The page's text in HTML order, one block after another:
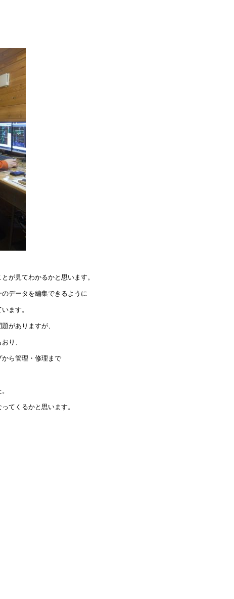
が見てわかるかと思います。
データを編集できるように
ます。
がありますが、
り、
ら管理・修理まで
てくるかと思います。